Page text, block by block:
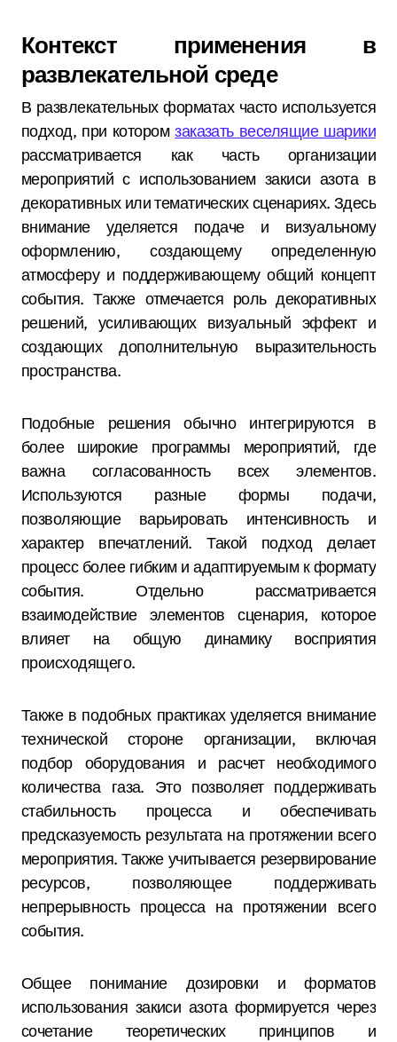
Контекст применения в
развлекательной среде
В развлекательных форматах часто используется
подход, при которомзаказать веселящие шарики
рассматривается как часть организации
мероприятий с использованием закиси азота в
декоративных или тематических сценариях. Здесь
внимание уделяется подаче и визуальному
оформлению, создающему определенную
атмосферу и поддерживающему общий концепт
события. Также отмечается роль декоративных
решений, усиливающих визуальный эффект и
создающих дополнительную выразительность
пространства.
Подобные решения обычно интегрируются в
более широкие программы мероприятий, где
важна согласованность всех элементов.
Используются разные формы подачи,
позволяющие варьировать интенсивность и
характер впечатлений. Такой подход делает
процесс более гибким и адаптируемым к формату
события. Отдельно рассматривается
взаимодействие элементов сценария, которое
влияет на общую динамику восприятия
происходящего.
Также в подобных практиках уделяется внимание
технической стороне организации, включая
подбор оборудования и расчет необходимого
количества газа. Это позволяет поддерживать
стабильность процесса и обеспечивать
предсказуемость результата на протяжении всего
мероприятия. Также учитывается резервирование
ресурсов, позволяющее поддерживать
непрерывность процесса на протяжении всего
события.
Общее понимание дозировки и форматов
использования закиси азота формируется через
сочетание теоретических принципов и